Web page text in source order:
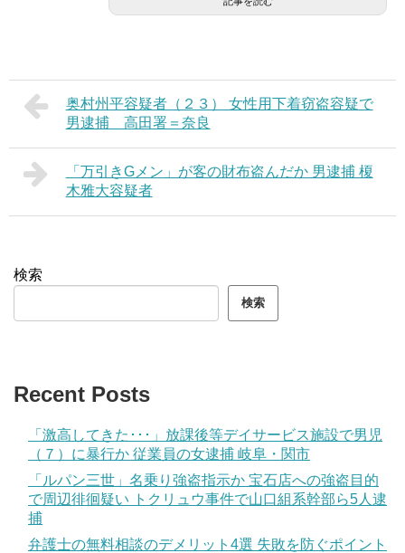
奥村州平容疑者（２３） ⼥性⽤下着窃盗容疑で
男逮捕 ⾼⽥署＝奈良
「万引きGメン」が客の財布盗んだか 男逮捕 榎
木雅大容疑者
検索
検索
Recent Posts
「激高してきた･･･」放課後等デイサービス施設で男児
（７）に暴行か 従業員の女逮捕 岐阜・関市
「ルパン三世」名乗り強盗指示か 宝石店への強盗目的
で周辺徘徊疑い トクリュウ事件で山口組系幹部ら5人逮
捕
弁護士の無料相談のデメリット4選 失敗を防ぐポイント